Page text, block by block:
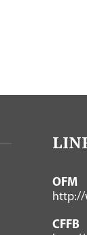
OFM
http://
CFFB